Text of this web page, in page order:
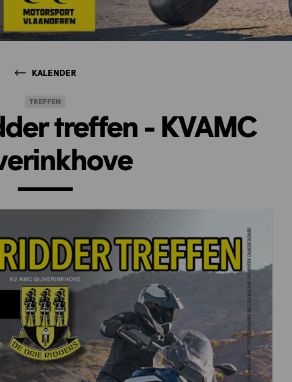
KALENDER
TREFFEN
treffen - KVAMC